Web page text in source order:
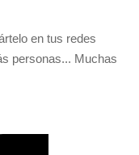
en tus redes
personas... Muchas